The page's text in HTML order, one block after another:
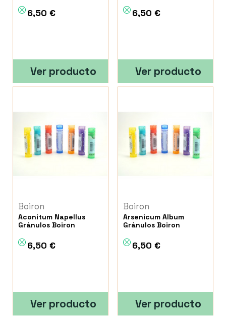
6,50 €
Ver producto
6,50 €
Ver producto
Boiron
Aconitum Napellus
Gránulos Boiron
6,50 €
Ver producto
Boiron
Arsenicum Album
Gránulos Boiron
6,50 €
Ver producto